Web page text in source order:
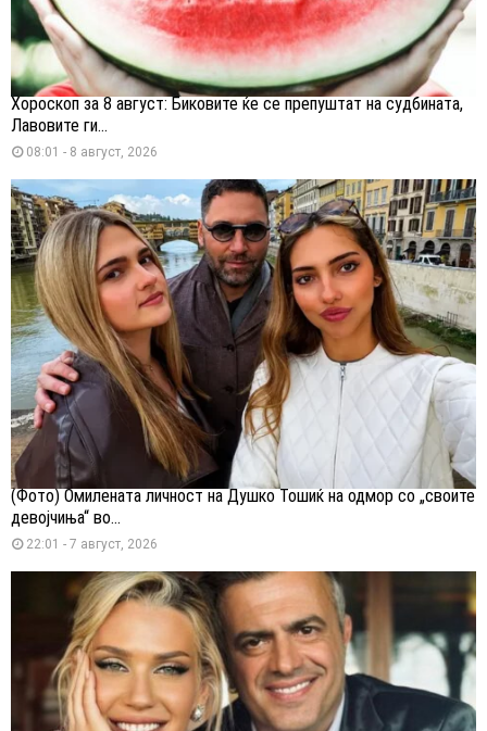
Хороскоп за 8 август: Биковите ќе се препуштат на судбината,
Лавовите ги...
08:01 - 8 август, 2026
(Фото) Омилената личност на Душко Тошиќ на одмор со „своите
девојчиња“ во...
22:01 - 7 август, 2026